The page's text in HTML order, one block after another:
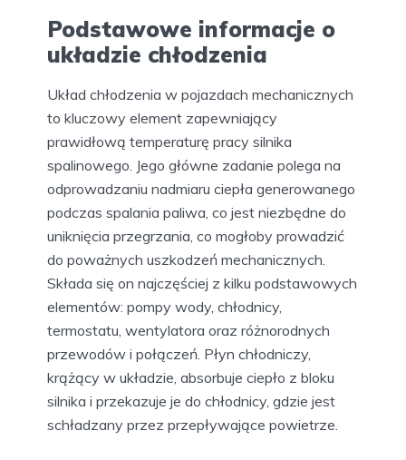
Podstawowe informacje o
układzie chłodzenia
Układ chłodzenia w pojazdach mechanicznych
to kluczowy element zapewniający
prawidłową temperaturę pracy silnika
spalinowego. Jego główne zadanie polega na
odprowadzaniu nadmiaru ciepła generowanego
podczas spalania paliwa, co jest niezbędne do
uniknięcia przegrzania, co mogłoby prowadzić
do poważnych uszkodzeń mechanicznych.
Składa się on najczęściej z kilku podstawowych
elementów: pompy wody, chłodnicy,
termostatu, wentylatora oraz różnorodnych
przewodów i połączeń. Płyn chłodniczy,
krążący w układzie, absorbuje ciepło z bloku
silnika i przekazuje je do chłodnicy, gdzie jest
schładzany przez przepływające powietrze.